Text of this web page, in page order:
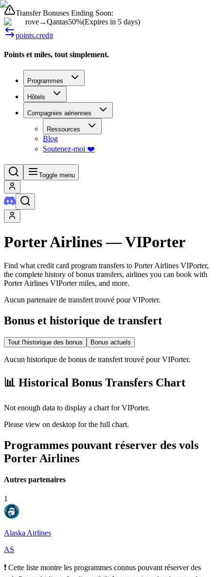
Transfer Bonuses Ending Soon:
rove→Qantas50%(Expires in 5 days)
points.credit
Points et miles, tout simplement.
Programmes
Hôtels
Compagnies aériennes
Ressources
Blog
Soutenez-moi ❤️
Toggle menu
Porter Airlines—VIPorter
Find what credit card program transfers to Porter Airlines VIPorter,
the complete history of bonus transfers, airlines you can book with
Porter Airlines VIPorter miles, and more.
Aucun partenaire de transfert trouvé pour VIPorter.
Bonus et historique de transfert
Tout l'historique des bonus Bonus actuels
Aucun historique de bonus de transfert trouvé pour VIPorter.
📊 Historical Bonus Transfers Chart
Not enough data to display a chart forVIPorter.
Please view on desktop for the full chart.
Programmes pouvant réserver des vols
Porter Airlines
Autres partenaires
1
Alaska Airlines
AS
❗ Cette liste montre les programmes connus pouvant réserver des